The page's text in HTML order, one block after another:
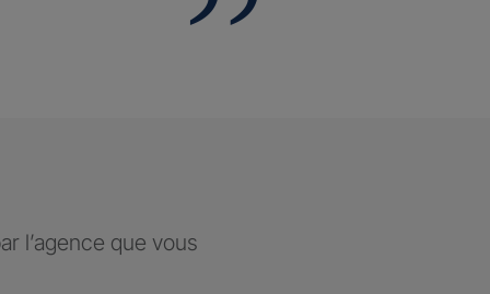
l’agence que vous